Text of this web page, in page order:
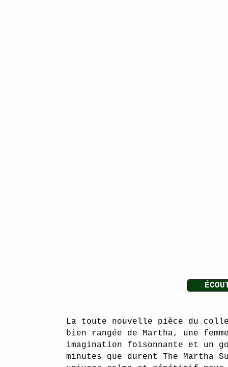
La toute nouvelle pièce du
bien rangée de Martha, une
imagination foisonnante et un
minutes que durent The Martha